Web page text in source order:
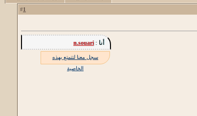
1
أنا :n.souari
سجل معنا لتتمتع بهذه
الخاصية